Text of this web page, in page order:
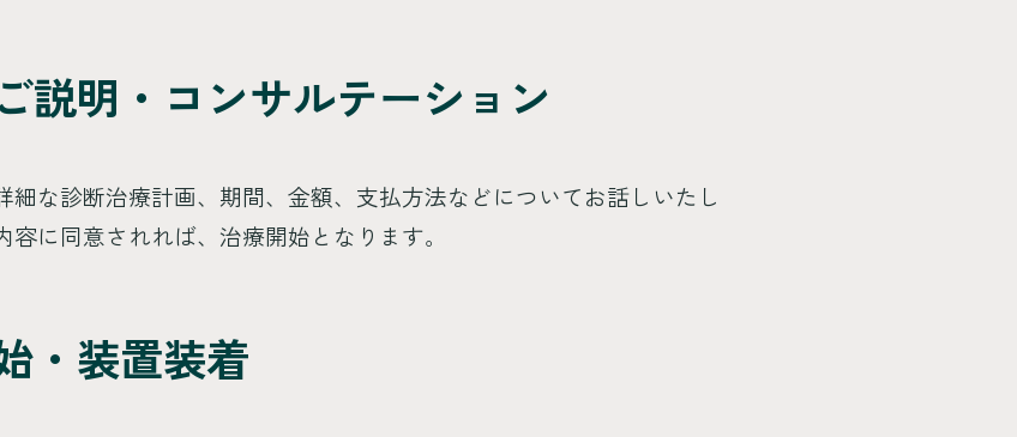
説明・コンサルテーション
細な診断治療計画、期間、金額、支払方法などについてお話しいたし
に同意されれば、治療開始となります。
・装置装着